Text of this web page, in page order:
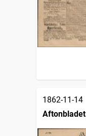
1862-11-14
Aftonbladet